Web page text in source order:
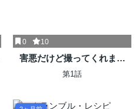
0 10
害悪だけど撮ってくれます
か?～バズ中毒コスプレイヤ
第1話